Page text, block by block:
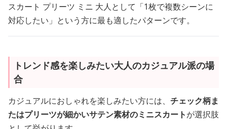
スカート プリーツ ミニ 大人として「1枚で複数シーンに
対応したい」という方に最も適したパターンです。
トレンド感を楽しみたい大人のカジュアル派の場
合
カジュアルにおしゃれを楽しみたい方には、 チェック柄ま
たはプリーツが細かいサテン素材のミニスカートが選択肢